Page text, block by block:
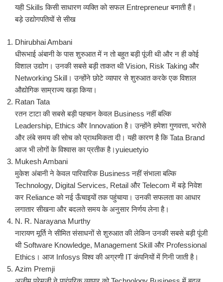
यही Skills किसी साधारण व्यक्ति को सफल Entrepreneur बनाती हैं।
बड़े उद्योगपतियों से सीख
Dhirubhai Ambani
धीरूभाई अंबानी के पास शुरुआत में न तो बहुत बड़ी पूंजी थी और न ही कोई
विशाल उद्योग। उनकी सबसे बड़ी ताकत थी Vision, Risk Taking और
Networking Skill। उन्होंने छोटे व्यापार से शुरुआत करके एक विशाल
औद्योगिक साम्राज्य खड़ा किया।
Ratan Tata
रतन टाटा की सबसे बड़ी पहचान केवल Business नहीं बल्कि
Leadership, Ethics और Innovation है। उन्होंने हमेशा गुणवत्ता, भरोसे
और लंबे समय की सोच को प्राथमिकता दी। यही कारण है कि Tata Brand
आज भी लोगों के विश्वास का प्रतीक है।yuieuetyio
Mukesh Ambani
मुकेश अंबानी ने केवल पारिवारिक Business नहीं संभाला बल्कि
Technology, Digital Services, Retail और Telecom में बड़े निवेश
कर Reliance को नई ऊँचाइयों तक पहुंचाया। उनकी सफलता का आधार
लगातार सीखना और बदलते समय के अनुसार निर्णय लेना है।
N. R. Narayana Murthy
नारायण मूर्ति ने सीमित संसाधनों से शुरुआत की लेकिन उनकी सबसे बड़ी पूंजी
थी Software Knowledge, Management Skill और Professional
Ethics। आज Infosys विश्व की अग्रणी IT कंपनियों में गिनी जाती है।
Azim Premji